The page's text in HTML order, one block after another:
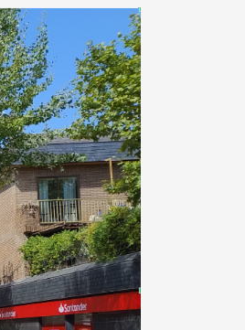
Siguiente